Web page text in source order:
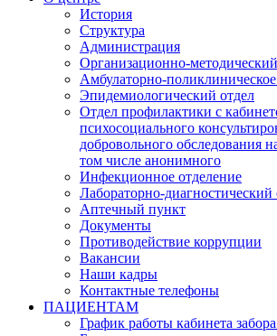
История
Структура
Администрация
Организационно-
Амбулаторно-
Эпидемиологический отдел
Отдел профилактики с
психосоциального
добровольного
том числе анонимного
Инфекционное отделение
Лабораторно-диагностический
Аптечный пункт
Документы
Противодействие коррупции
Вакансии
Наши кадры
Контактные телефоны
ПАЦИЕНТАМ
График работы кабинета